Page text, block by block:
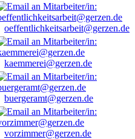
oeffentlichkeitsarbeit@gerzen.de
kaemmerei@gerzen.de
buergeramt@gerzen.de
vorzimmer@gerzen.de